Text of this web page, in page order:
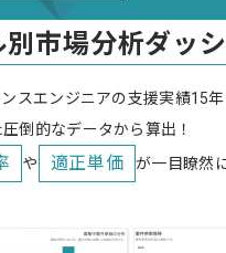
別市場分析ダッ
ンスエンジニアの支援実績15
倒的なデータから算出！
や 適正単価 が一目瞭然